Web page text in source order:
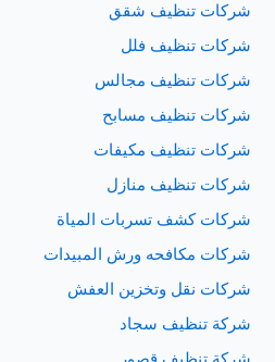
شركات تنظيف شقق
شركات تنظيف فلل
شركات تنظيف مجالس
شركات تنظيف مسابح
شركات تنظيف مكيفات
شركات تنظيف منازل
شركات كشف تسربات المياة
شركات مكافحه ورش المبيدات
شركات نقل وتخزين العفش
شركة تنظيف سجاد